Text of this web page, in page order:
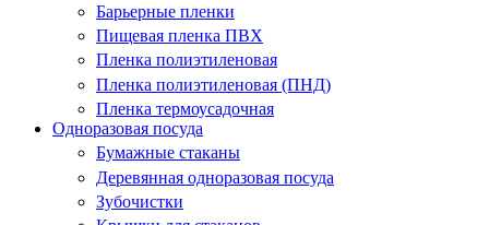
Барьерные пленки
Пищевая пленка ПВХ
Пленка полиэтиленовая
Пленка полиэтиленовая (ПНД)
Пленка термоусадочная
Одноразовая посуда
Бумажные стаканы
Деревянная одноразовая посуда
Зубочистки